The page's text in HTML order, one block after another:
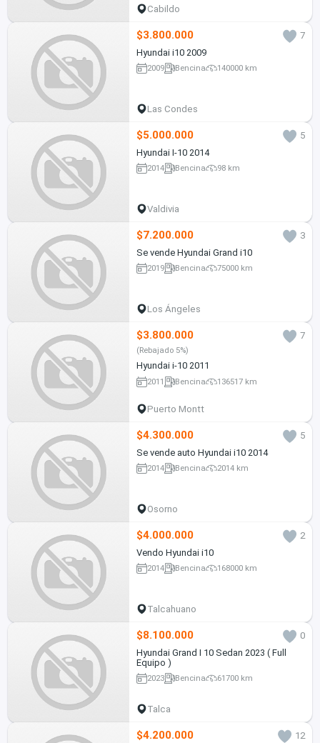
Cabildo
$3.800.000
7
Hyundai i10 2009
2009 Bencina 140000 km
Las Condes
$5.000.000
5
Hyundai I-10 2014
2014 Bencina 98 km
Valdivia
$7.200.000
3
Se vende Hyundai Grand i10
2019 Bencina 75000 km
Los Ángeles
$3.800.000 7
(Rebajado 5%)
Hyundai i-10 2011
2011 Bencina 136517 km
Puerto Montt
$4.300.000
5
Se vende auto Hyundai i10 2014
2014 Bencina 2014 km
Osorno
$4.000.000
2
Vendo Hyundai i10
2014 Bencina 168000 km
Talcahuano
$8.100.000
0
Hyundai Grand I 10 Sedan 2023 ( Full
Equipo )
2023 Bencina 61700 km
Talca
$4.200.000
12